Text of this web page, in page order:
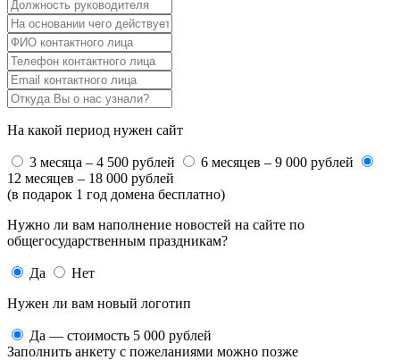
На какой период нужен сайт
3 месяца – 4 500 рублей
6 месяцев – 9 000 рублей
12 месяцев – 18 000 рублей
(в подарок 1 год домена бесплатно)
Нужно ли вам наполнение новостей на сайте по
общегосударственным праздникам?
Да
Нет
Нужен ли вам новый логотип
Да — стоимость 5 000 рублей
Заполнить анкету с пожеланиями можно позже